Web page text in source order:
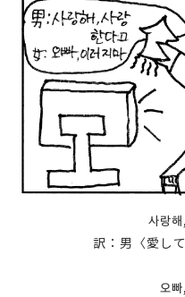
사랑
訳：男〈愛し
오